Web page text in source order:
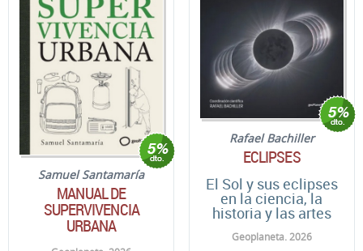
Samuel Santamaría
MANUAL DE
SUPERVIVENCIA
URBANA
Rafael Bachiller
ECLIPSES
El Sol y sus eclipses
en la ciencia, la
historia y las artes
Geoplaneta. 2026